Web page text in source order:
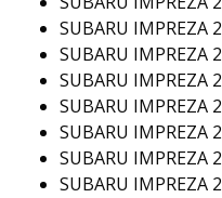
SUBARU IMPREZA
SUBARU IMPREZA
SUBARU IMPREZA
SUBARU IMPREZA
SUBARU IMPREZA
SUBARU IMPREZA
SUBARU IMPREZA